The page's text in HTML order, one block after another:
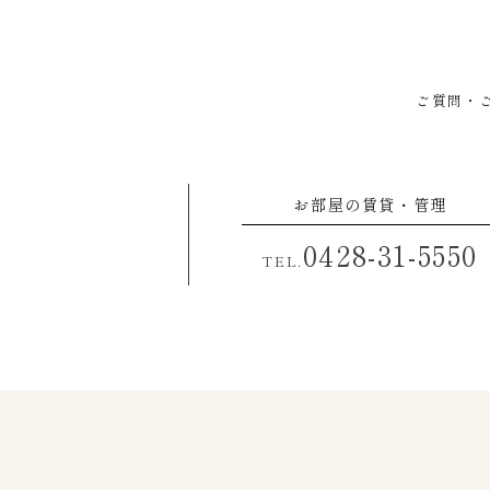
ご質問・
お部屋の賃貸・管理
TEL.0428-31-5550